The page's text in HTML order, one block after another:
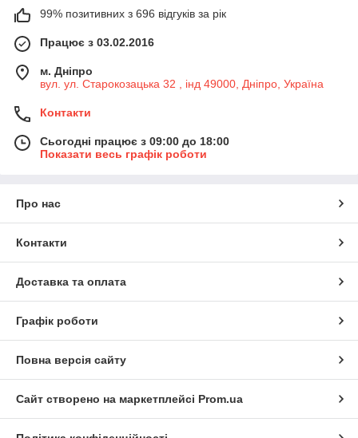
99% позитивних з 696 відгуків за рік
Працює з 03.02.2016
м. Дніпро
вул. ул. Старокозацька 32 , інд 49000, Дніпро, Україна
Контакти
Сьогодні працює з 09:00 до 18:00
Показати весь графік роботи
Про нас
Контакти
Доставка та оплата
Графік роботи
Повна версія сайту
Сайт створено на маркетплейсі Prom.ua